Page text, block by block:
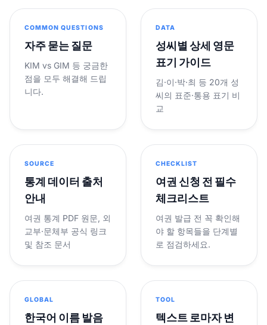
COMMON QUESTIONS
자주 묻는 질문
KIM vs GIM 등 궁금한
점을 모두 해결해 드립
니다.
DATA
성씨별 상세 영문
표기 가이드
김·이·박·최 등 20개 성
씨의 표준·통용 표기 비
교
SOURCE
통계 데이터 출처
안내
여권 통계 PDF 원문, 외
교부·문체부 공식 링크
및 참조 문서
CHECKLIST
여권 신청 전 필수
체크리스트
여권 발급 전 꼭 확인해
야 할 항목들을 단계별
로 점검하세요.
GLOBAL
한국어 이름 발음
TOOL
텍스트 로마자 변